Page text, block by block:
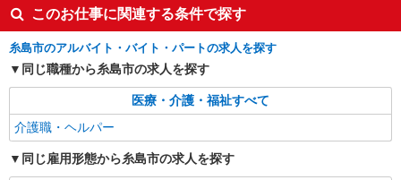
通費全支給(ガソリン代含む)＞
糸島市前原 ほか【最寄駅：筑前前原】
キープ
株式会社kotrio /●FK-H-2009528
向かう先は、笑顔の待つ場所！デイサービスの
サポート＆送迎STAFF
このお仕事に関連する条件で探す
糸島市のアルバイト・バイト・パートの求人を探す
同じ職種から糸島市の求人を探す
医療・介護・福祉すべて
介護職・ヘルパー
同じ雇用形態から糸島市の求人を探す